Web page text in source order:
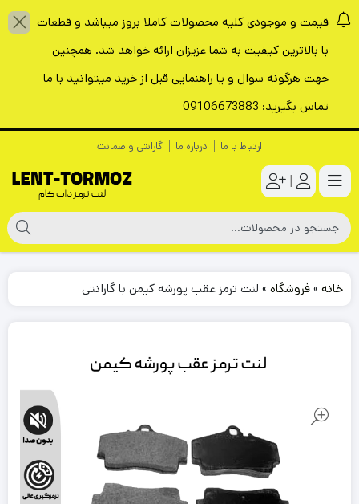
قیمت و موجودی کلیه محصولات کاملا بروز میباشد و قطعات
با بالاترین کیفیت به شما عزیزان ارائه خواهد شد. همچنین
جهت هرگونه سوال و یا راهنمایی قبل از خرید میتوانید با ما
تماس بگیرید: 09106673883
ارتباط با ما درباره ما گارانتی و ضمانت
|
خانه »فروشگاه » لنت ترمز عقب پورشه کیمن با گارانتی